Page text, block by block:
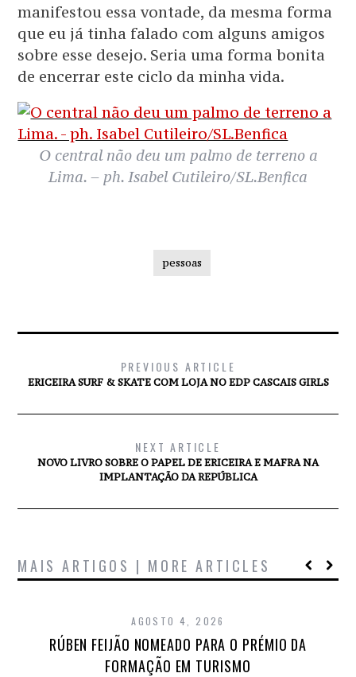
manifestou essa vontade, da mesma forma
que eu já tinha falado com alguns amigos
sobre esse desejo. Seria uma forma bonita
de encerrar este ciclo da minha vida.
O central não deu um palmo de terreno a
Lima. – ph. Isabel Cutileiro/SL.Benfica
pessoas
PREVIOUS ARTICLE
ERICEIRA SURF & SKATE COM LOJA NO EDP CASCAIS GIRLS
NEXT ARTICLE
NOVO LIVRO SOBRE O PAPEL DE ERICEIRA E MAFRA NA
IMPLANTAÇÃO DA REPÚBLICA
MAIS ARTIGOS | MORE ARTICLES
AGOSTO 4, 2026
RÚBEN FEIJÃO NOMEADO PARA O PRÉMIO DA
FORMAÇÃO EM TURISMO